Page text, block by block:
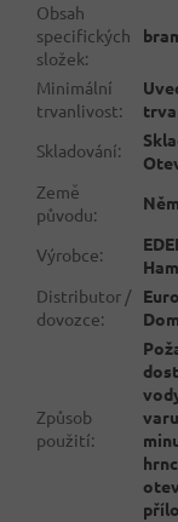
Obsah
specifických
složek:
Minimální
trvanlivost:
Skladování:
Země
původu:
Výrobce:
Distributor /
dovozce:
Způsob
použití: